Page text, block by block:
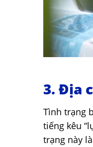
3. Địa
Tình trạng
tiếng kêu
trạng này